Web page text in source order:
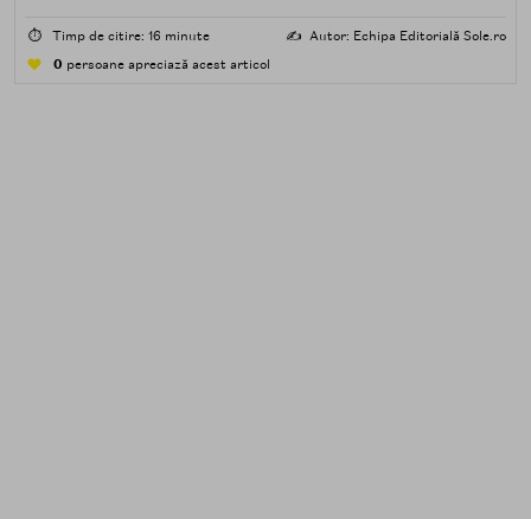
poluare. Al doilea îndepărtează impuritățile solubile în
⏱️ Timp de citire: 16 minute ✍️ Autor: Echipa Editorială Sole.ro
0 persoane apreciază acest articol